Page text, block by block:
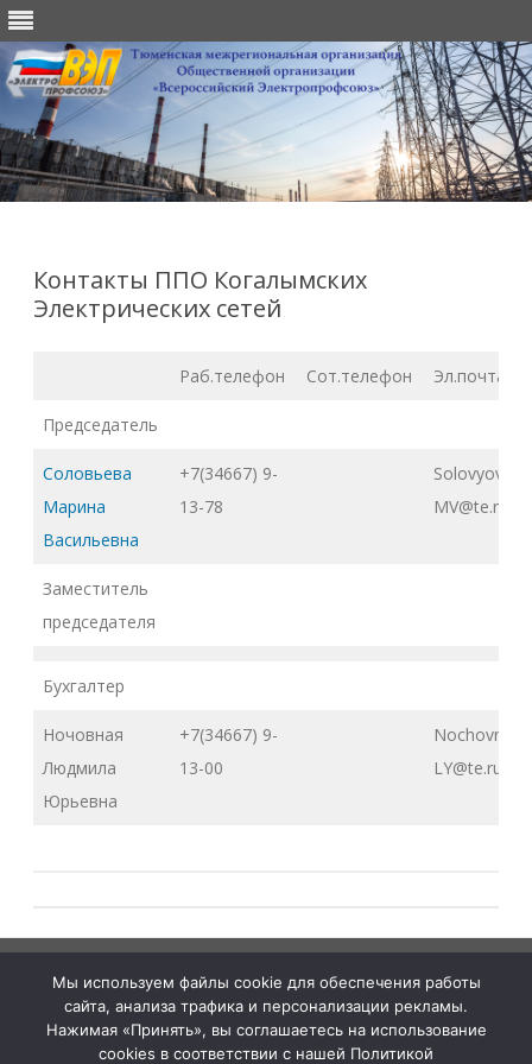
Контакты ППО Когалымских
Электрических сетей
Раб.телефон Сот.телефон Эл.почта
Председатель
Соловьева
Марина
Васильевна
+7(34667) 9-
13-78
Solovyova-
MV@te.ru
Заместитель
председателя
Бухгалтер
Ночовная
Людмила
Юрьевна
+7(34667) 9-
13-00
LY@te.ru
межрегиональная
организация
GalussoThemes.com
Работает на
Мы используем файлы cookie для обеспечения работы
сайта, анализа трафика и персонализации рекламы.
Нажимая «Принять», вы соглашаетесь на использование
cookies в соответствии с нашей Политикой